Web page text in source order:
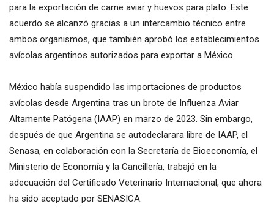
para la exportación de carne aviar y huevos para plato. Este
acuerdo se alcanzó gracias a un intercambio técnico entre
ambos organismos, que también aprobó los establecimientos
avícolas argentinos autorizados para exportar a México.
México había suspendido las importaciones de productos
avícolas desde Argentina tras un brote de Influenza Aviar
Altamente Patógena (IAAP) en marzo de 2023. Sin embargo,
después de que Argentina se autodeclarara libre de IAAP, el
Senasa, en colaboración con la Secretaría de Bioeconomía, el
Ministerio de Economía y la Cancillería, trabajó en la
adecuación del Certificado Veterinario Internacional, que ahora
ha sido aceptado por SENASICA.